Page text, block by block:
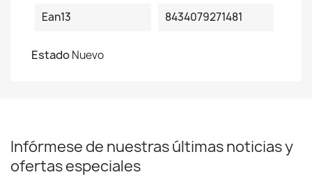
Ean13
8434079271481
EstadoNuevo
Infórmese de nuestras últimas noticias y
ofertas especiales